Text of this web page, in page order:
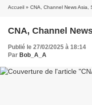
Accueil » CNA, Channel News Asia,
CNA, Channel
Publié le 27/02/2025 à 18:14
Par Bob_A_A